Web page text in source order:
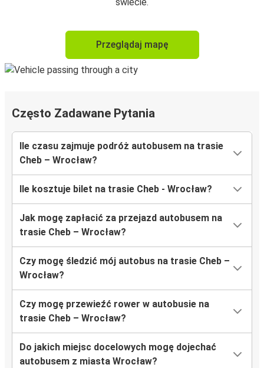
Przeglądaj mapę
Często Zadawane Pytania
Ile czasu zajmuje podróż autobusem na trasie
Cheb – Wrocław?
Ile kosztuje bilet na trasie Cheb - Wrocław?
Jak mogę zapłacić za przejazd autobusem na
trasie Cheb – Wrocław?
Czy mogę śledzić mój autobus na trasie Cheb –
Wrocław?
Czy mogę przewieźć rower w autobusie na
trasie Cheb – Wrocław?
Do jakich miejsc docelowych mogę dojechać
autobusem z miasta Wrocław?